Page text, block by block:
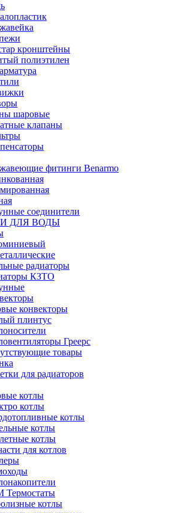
кронштейны
полиэтилен
шаровые
клапаны
фитинги Benarmo
соединители
ДЛЯ ВОДЫ
радиаторы
КЗТО
конвекторы
плинтус
Греерс
товары
для радиаторов
котлы
котлы
котлы
котлы
котлы
для котлов
Термостаты
котлы